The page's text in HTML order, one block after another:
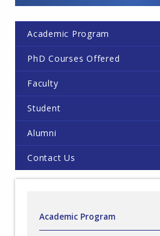
Academic Program
PhD Courses Offered
Faculty
Student
Alumni
Contact Us
Academic Program